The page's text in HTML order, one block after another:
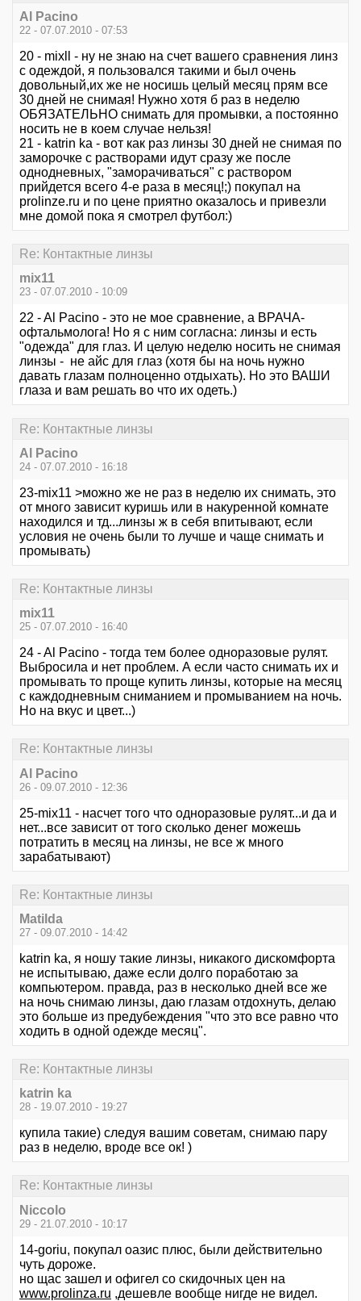
Al Pacino
22 - 07.07.2010 - 07:53
20 - mixll - ну не знаю на счет вашего сравнения линз
с одеждой, я пользовался такими и был очень
довольный,их же не носишь целый месяц прям все
30 дней не снимая! Нужно хотя б раз в неделю
ОБЯЗАТЕЛЬНО снимать для промывки, а постоянно
носить не в коем случае нельзя!
21 - katrin ka - вот как раз линзы 30 дней не снимая по
заморочке с растворами идут сразу же после
однодневных, "заморачиваться" с раствором
прийдется всего 4-е раза в месяц!;) покупал на
prolinze.ru и по цене приятно оказалось и привезли
мне домой пока я смотрел футбол:)
Re: Контактные линзы
mix11
23 - 07.07.2010 - 10:09
22 - Al Pacino - это не мое сравнение, а ВРАЧА-
офтальмолога! Но я с ним согласна: линзы и есть
"одежда" для глаз. И целую неделю носить не снимая
линзы - не айс для глаз (хотя бы на ночь нужно
давать глазам полноценно отдыхать). Но это ВАШИ
глаза и вам решать во что их одеть.)
Re: Контактные линзы
Al Pacino
24 - 07.07.2010 - 16:18
23-mix11 >можно же не раз в неделю их снимать, это
от много зависит куришь или в накуренной комнате
находился и тд...линзы ж в себя впитывают, если
условия не очень были то лучше и чаще снимать и
промывать)
Re: Контактные линзы
mix11
25 - 07.07.2010 - 16:40
24 - Al Pacino - тогда тем более одноразовые рулят.
Выбросила и нет проблем. А если часто снимать их и
промывать то проще купить линзы, которые на месяц
с каждодневным сниманием и промыванием на ночь.
Но на вкус и цвет...)
Re: Контактные линзы
Al Pacino
26 - 09.07.2010 - 12:36
25-mix11 - насчет того что одноразовые рулят...и да и
нет...все зависит от того сколько денег можешь
потратить в месяц на линзы, не все ж много
зарабатывают)
Re: Контактные линзы
Matilda
27 - 09.07.2010 - 14:42
katrin ka, я ношу такие линзы, никакого дискомфорта
не испытываю, даже если долго поработаю за
компьютером. правда, раз в несколько дней все же
на ночь снимаю линзы, даю глазам отдохнуть, делаю
это больше из предубеждения "что это все равно что
ходить в одной одежде месяц".
Re: Контактные линзы
katrin ka
28 - 19.07.2010 - 19:27
купила такие) следуя вашим советам, снимаю пару
раз в неделю, вроде все ок! )
Re: Контактные линзы
Niccolo
29 - 21.07.2010 - 10:17
14-goriu, покупал оазис плюс, были действительно
чуть дороже.
но щас зашел и офигел со скидочных цен на
www.prolinza.ru ,дешевле вообще нигде не видел.